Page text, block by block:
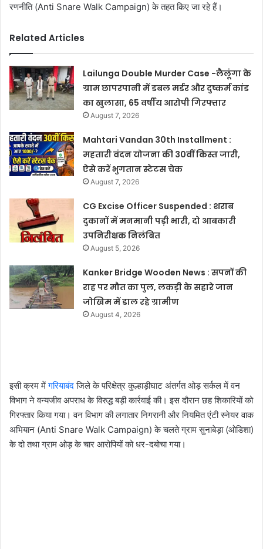
रणनीति (Anti Snare Walk Campaign)के तहत किए जा रहे हैं।
Related Articles
Lailunga Double Murder Case -लैलूंगा के
ग्राम छापरपानी में डबल मर्डर और दुष्कर्म कांड
का खुलासा, 65 वर्षीय आरोपी गिरफ्तार
August 7, 2026
Mahtari Vandan 30th Installment :
महतारी वंदन योजना की 30वीं किस्त जारी,
ऐसे करें भुगतान स्टेटस चेक
August 7, 2026
CG Excise Officer Suspended : शराब
दुकानों में मनमानी पड़ी भारी, दो आबकारी
उपनिरीक्षक निलंबित
August 5, 2026
Kanker Bridge Wooden News : सपनों की
राह पर मौत का पुल, लकड़ी के सहारे जान
जोखिम में डाल रहे ग्रामीण
August 4, 2026
इसी क्रम मेंगरियाबंदजिले के परिक्षेत्र कुल्हाड़ीघाट अंतर्गत ओड़ सर्कल में वन
विभाग ने वन्यजीव अपराध के विरुद्ध बड़ी कार्रवाई की। इस दौरान छह शिकारियों को
गिरफ्तार किया गया। वन विभाग की लगातार निगरानी और नियमित एंटी स्नेयर वाक
अभियान (Anti Snare Walk Campaign)के चलते ग्राम सुनाबेड़ा (ओडिशा)
के दो तथा ग्राम ओड़ के चार आरोपियों को धर-दबोचा गया।